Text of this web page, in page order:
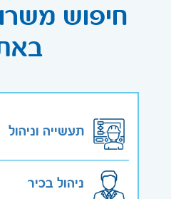
חיפוש
תעשייה וניהול
ניהול בכיר